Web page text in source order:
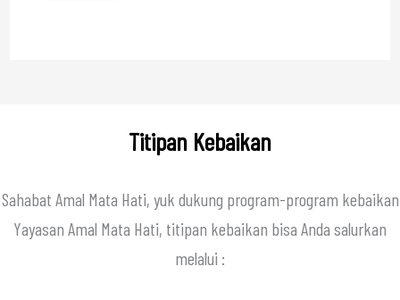
Titipan Kebaikan
Sahabat Amal Mata Hati, yuk dukung program-program kebaikan
Yayasan Amal Mata Hati, titipan kebaikan bisa Anda salurkan
melalui :